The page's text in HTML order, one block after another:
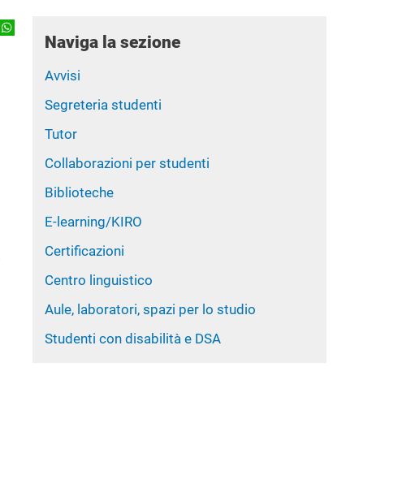
Naviga la sezione
Avvisi
Segreteria studenti
Tutor
Collaborazioni per studenti
Biblioteche
E-learning/KIRO
Certificazioni
Centro linguistico
Aule, laboratori, spazi per lo studio
Studenti con disabilità e DSA